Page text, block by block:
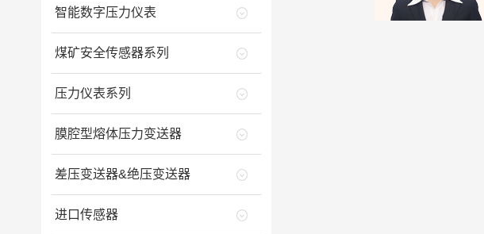
智能数字压力仪表
煤矿安全传感器系列
压力仪表系列
膜腔型熔体压力变送器
差压变送器&绝压变送器
进口传感器